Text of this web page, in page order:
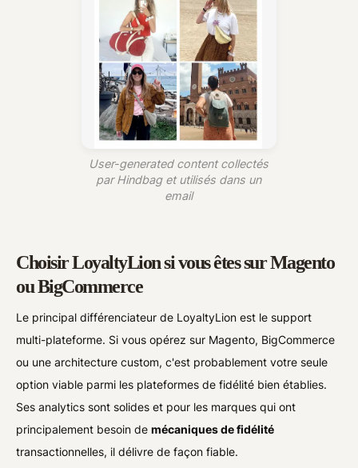
User-generated content collectés
par Hindbag et utilisés dans un
email
Choisir LoyaltyLion si vous êtes sur Magento
ou BigCommerce
Le principal différenciateur de LoyaltyLion est le support
multi-plateforme. Si vous opérez sur Magento, BigCommerce
ou une architecture custom, c'est probablement votre seule
option viable parmi les plateformes de fidélité bien établies.
Ses analytics sont solides et pour les marques qui ont
principalement besoin demécaniques de fidélité
transactionnelles, il délivre de façon fiable.